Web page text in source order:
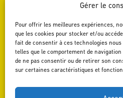
Gérer le
Pour offrir les meilleures expériences,
que les cookies pour stocker et/ou
fait de consentir à ces technologies
telles que le comportement de
de ne pas consentir ou de retirer son
sur certaines caractéristiques et
Haute Vallée de l'Orb,
Pézenas, Entre Amis
Saint Chinian, Le
Saint Festin White
Terrasses du Larzac,
L'Art du Vers
Terrasses du Larzac,